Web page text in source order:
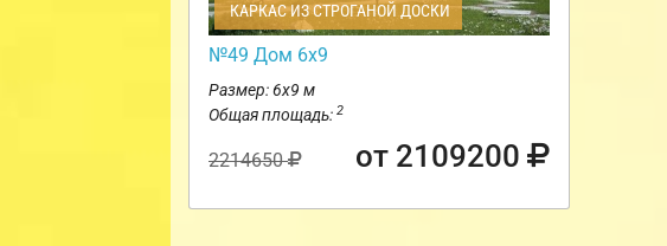
КАРКАС ИЗ СТРОГАНОЙ ДОСКИ
№49 Дом 6х9
Размер: 6х9 м
Общая площадь: 2
2214650 от 2109200